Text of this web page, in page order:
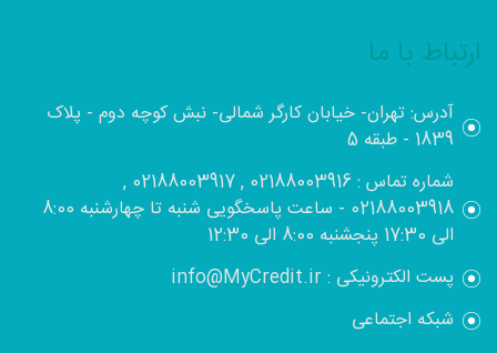
ارتباط با ما
آدرس: تهران- خیابان کارگر شمالی- نبش کوچه دوم - پلاک
1839 - طبقه 5
شماره تماس : 02188003916 , 02188003917 ,
02188003918 - ساعت پاسخگویی شنبه تا چهارشنبه 8:00
الی 17:30 پنجشنبه 8:00 الی 12:30
پست الکترونیکی : info@MyCredit.ir
شبکه اجتماعی